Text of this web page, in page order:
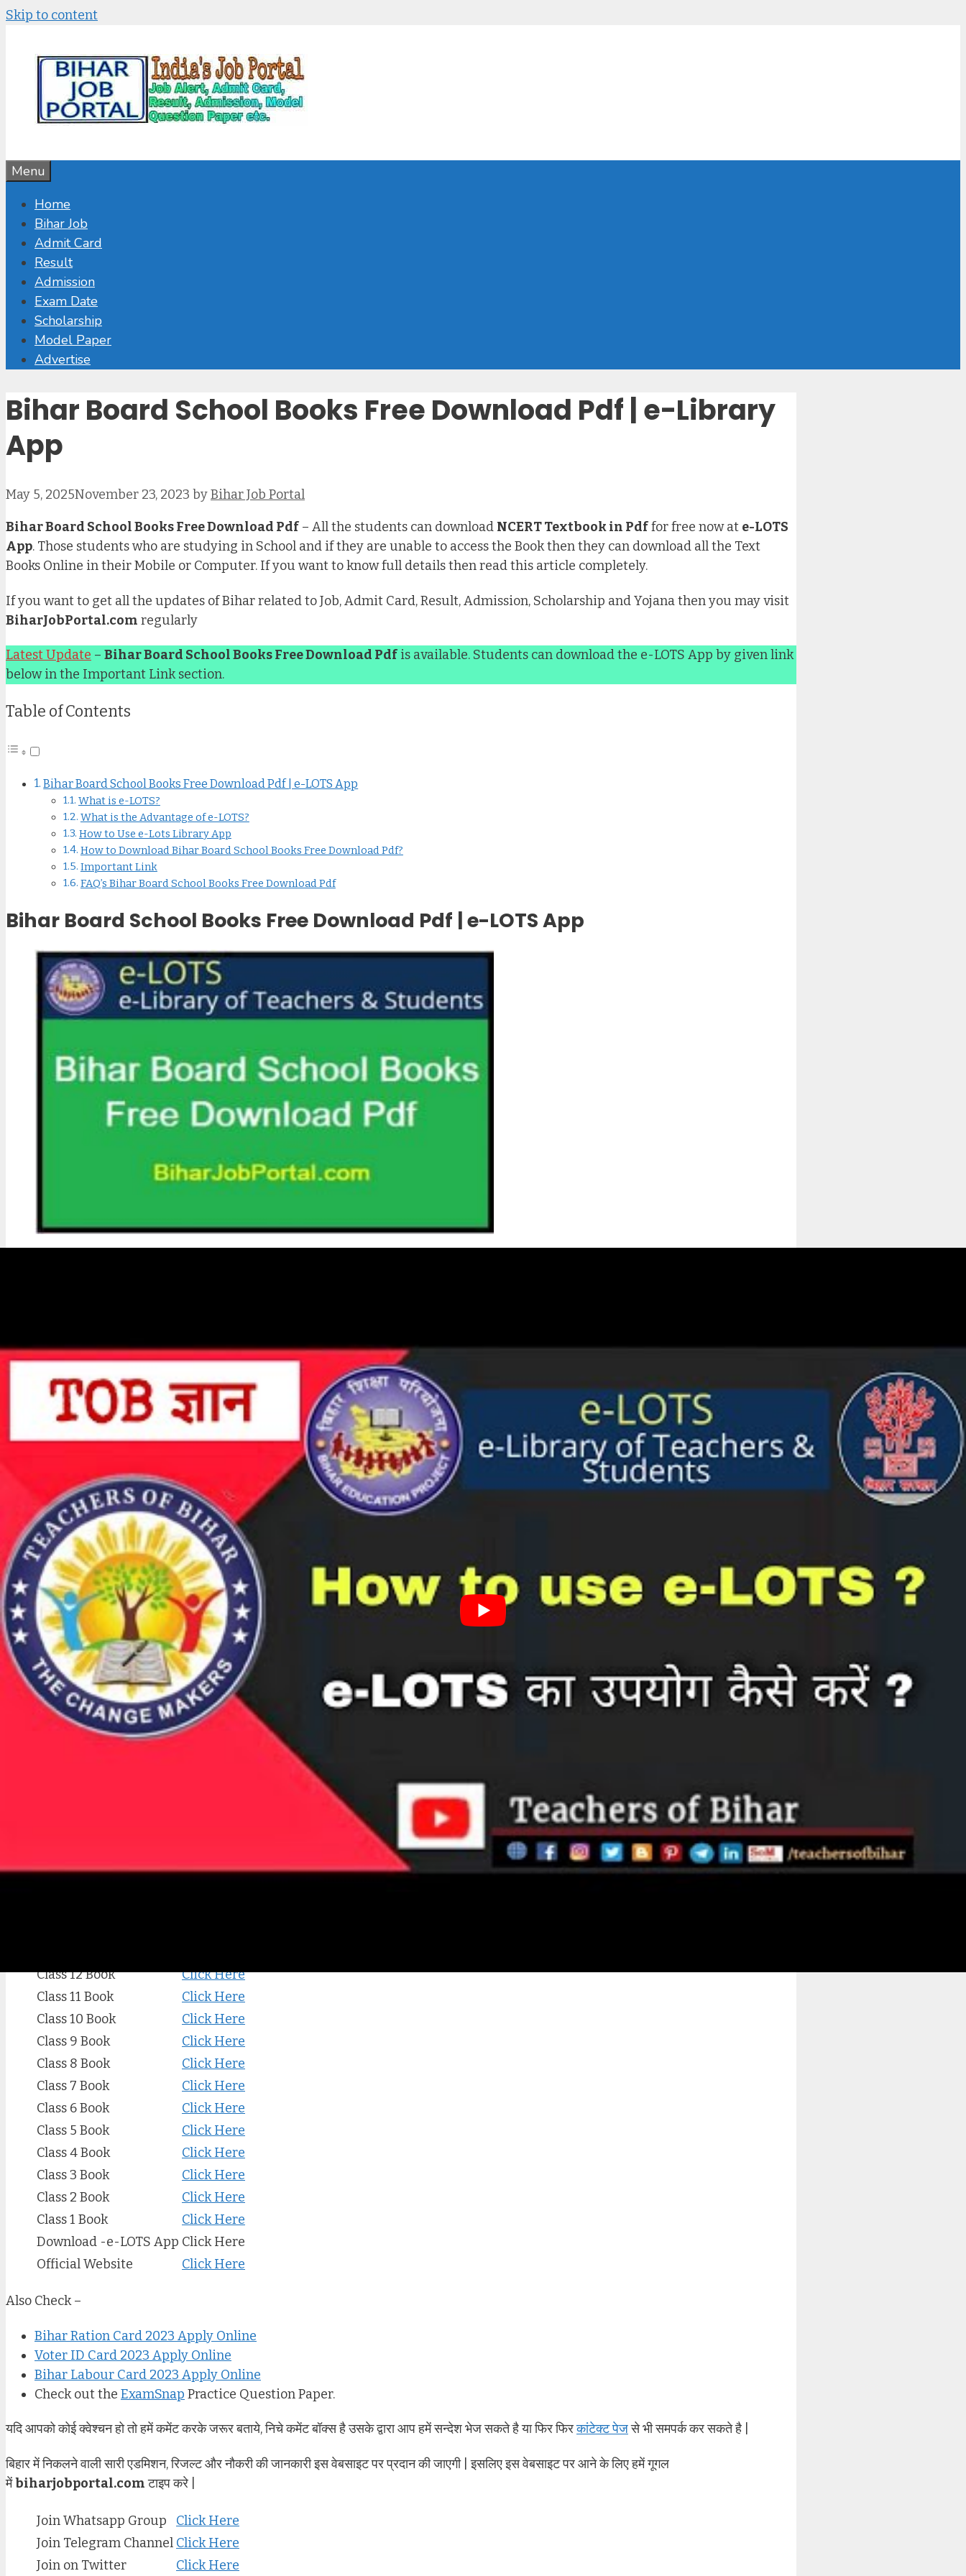
Skip to content
Menu
Home
Bihar Job
Admit Card
Result
Admission
Exam Date
Scholarship
Model Paper
Advertise
Bihar Board School Books Free Download Pdf | e-Library
App
May 5, 2025November 23, 2023 byBihar Job Portal
Bihar Board School Books Free Download Pdf – All the students can download NCERT Textbook in Pdffor free now at e-LOTS
App. Those students who are studying in School and if they are unable to access the Book then they can download all the Text
Books Online in their Mobile or Computer. If you want to know full details then read this article completely.
If you want to get all the updates of Bihar related to Job, Admit Card, Result, Admission, Scholarship and Yojana then you may visit
BiharJobPortal.com regularly
Latest Update – Bihar Board School Books Free Download Pdf is available. Students can download the e-LOTS App by given link
below in the Important Link section.
Table of Contents
Bihar Board School Books Free Download Pdf | e-LOTS App
What is e-LOTS?
What is the Advantage of e-LOTS?
How to Use e-Lots Library App
How to Download Bihar Board School Books Free Download Pdf?
Important Link
FAQ’s Bihar Board School Books Free Download Pdf
Bihar Board School Books Free Download Pdf | e-LOTS App
All Subject BooksDownload Pdf Now
App Name
e-LOTS
What is e-LOTS?
e-LOTS एक वेबपोर्टल और एक ऍप है जो की राज्य सरकार द्वारा शुरू किया गया है और इसमें सभी कक्षाओं के सभी विषय की किताबे है है जिन्हे आप अपने मोबाइल या कंप्यूटर डाउनलोड
कर सकते है और अपना पढाई जारी रख सकते है | इस ऍप में आपको सभी विषय के किताबे मिल जाते है और वो भी Full HD Quality में ताकि आपको किताब की सभी पेज अच्छे से दिखे
ऐसे विद्यार्थी जो अभी स्कूल में पढाई कर रहे है वे अपने कक्षा की सभी विषय की किताबे अब PDF फॉर्मेट में डाउनलोड कर सकते है क्युकी आज के इस महामारी के समय में बहुत से बच्चो के
पढ़ने के लिए किताब नहीं है इसलिए सभी विद्यार्थीओ की पढाई न रुक जाये इसलिए राज्य सरकार ने सभी किताबो को e-LOTS वेबसाइट पर अपलोड कर दिया है जिसे आप आसानी से
डाउनलोड कर सकते है |
What is the Advantage of e-LOTS?
e-LOTS ऍप को डाउनलोड करने के बाद विद्यार्थी अपने बुक्स डाउनलोड कर सकते है और इसके साथ ही सभी विषय के वीडियो भी अपलोड किया गया है जिसके मदद से प्रत्येक विद्यार्थी
अपने घर पर ही रह कर पढाई कर सकते है | जैसे की अगर आप कक्षा 10वीं में पढ़ रहे है तो आप कक्षा 10वीं के सभी विषय के बुक्स डाउनलोड कर सकते है और साथ ही उनकी वीडियो को
देख कर भी आप अच्छे से पढाई कर सकते है |
How to Use e-Lots Library App
अगर आप e-LOTS App के बारे में पूरी जानकारी जानना चाहते है तो आप नीचे दिए गए वीडियो को अवश्य देखे –
School Books Free Download Pdf?
then you may follow all the steps which are given below –
Install the App in the Mobile.
Class 12 Book
Click Here
Class 11 Book
Click Here
Class 10 Book
Click Here
Class 9 Book
Click Here
Class 8 Book
Click Here
Class 7 Book
Click Here
Class 6 Book
Click Here
Class 5 Book
Click Here
Class 4 Book
Click Here
Class 3 Book
Click Here
Class 2 Book
Click Here
Class 1 Book
Click Here
Download -e-LOTS App Click Here
Official Website
Click Here
Also Check –
Bihar Ration Card 2023 Apply Online
Voter ID Card 2023 Apply Online
Bihar Labour Card 2023 Apply Online
Check out the ExamSnap Practice Question Paper.
यदि आपको कोई क्वेश्चन हो तो हमें कमेंट करके जरूर बताये, निचे कमेंट बॉक्स है उसके द्वारा आप हमें सन्देश भेज सकते है या फिर फिरकांटेक्ट पेजसे भी समपर्क कर सकते है |
बिहार में निकलने वाली सारी एडमिशन, रिजल्ट और नौकरी की जानकारी इस वेबसाइट पर प्रदान की जाएगी | इसलिए इस वेबसाइट पर आने के लिए हमें गूगल
मेंbiharjobportal.comटाइप करे |
Join Whatsapp Group
Click Here
Join Telegram Channel Click Here
Join on Twitter
Click Here